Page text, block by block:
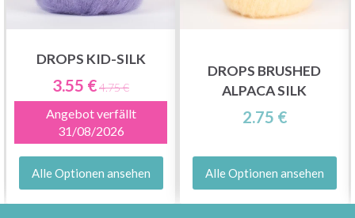
DROPS KID-SILK
3.55 €4.75 €
Angebot verfällt
31/08/2026
Alle Optionen ansehen
DROPS BRUSHED
ALPACA SILK
2.75 €
Alle Optionen ansehen